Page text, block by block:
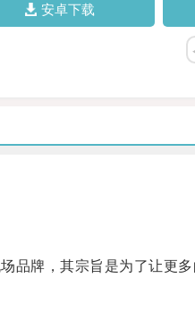
安卓下载
牌，其宗旨是为了让更多